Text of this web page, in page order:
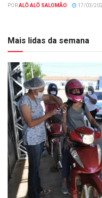
PORALÔ ALÔ SALOMÃO 17/03/
Mais lidas da semana